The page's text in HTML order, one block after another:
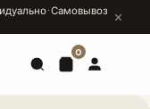
· Самовывоз
0